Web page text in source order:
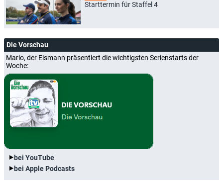
Starttermin für Staffel 4
Die Vorschau
Mario, der Eismann präsentiert die wichtigsten Serienstarts der
Woche:
bei YouTube
bei Apple Podcasts